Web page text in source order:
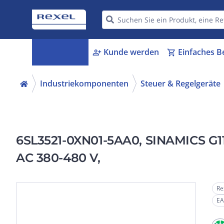
person_add Kunde werden shopping_cart Einfaches
Industriekomponenten Steuer & Regelgeräte
6SL3521-0XN01-5AA0, SINAMICS
AC 380-480 V,